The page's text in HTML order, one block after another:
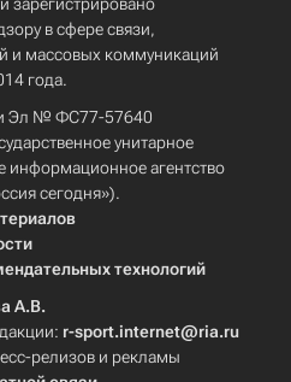
в сфере связи,
и массовых коммуникаций
года.
Эл № ФС77-57640
унитарное
информационное агентство
сегодня»).
технологий
А.В.
r-sport.internet@ria.ru
релизов и рекламы